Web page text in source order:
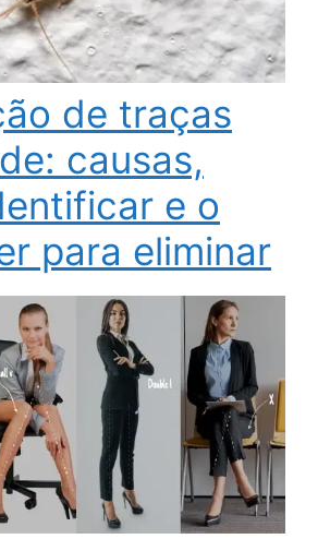
de traças
causas,
e o
para eliminar